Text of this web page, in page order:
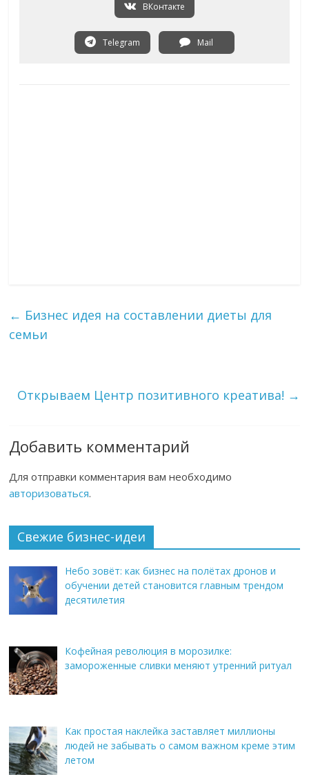
ВКонтакте
Telegram Mail
← Бизнес идея на составлении диеты для
семьи
Открываем Центр позитивного креатива! →
Добавить комментарий
Для отправки комментария вам необходимо
авторизоваться.
Свежие бизнес-идеи
Небо зовёт: как бизнес на полётах дронов и
обучении детей становится главным трендом
десятилетия
Кофейная революция в морозилке:
замороженные сливки меняют утренний ритуал
Как простая наклейка заставляет миллионы
людей не забывать о самом важном креме этим
летом